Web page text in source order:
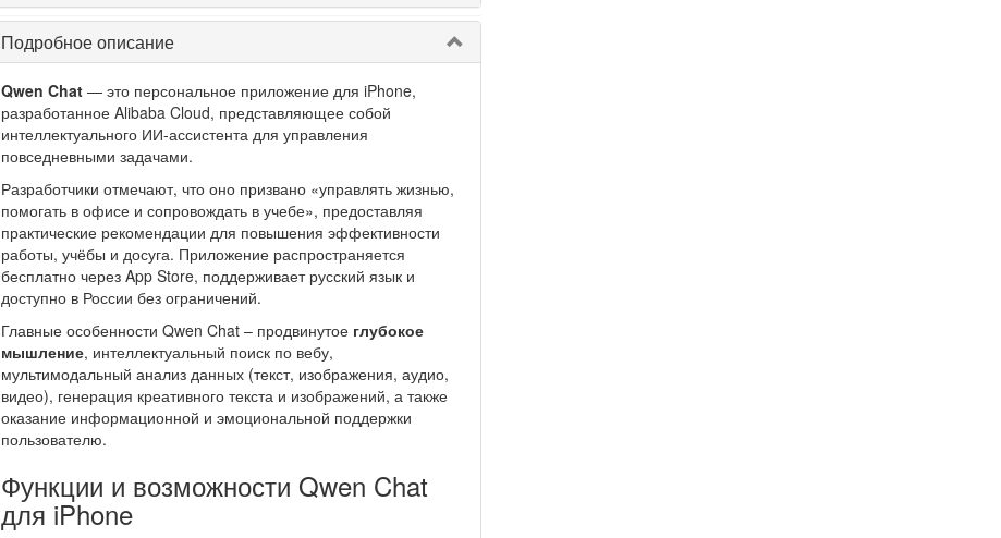
Подробное описание
Qwen Chat — это персональное приложение для iPhone,
разработанное Alibaba Cloud, представляющее собой
интеллектуального ИИ-ассистента для управления
повседневными задачами.
Разработчики отмечают, что оно призвано «управлять жизнью,
помогать в офисе и сопровождать в учебе», предоставляя
практические рекомендации для повышения эффективности
работы, учёбы и досуга. Приложение распространяется
бесплатно через App Store, поддерживает русский язык и
доступно в России без ограничений.
Главные особенности Qwen Chat – продвинутое глубокое
мышление, интеллектуальный поиск по вебу,
мультимодальный анализ данных (текст, изображения, аудио,
видео), генерация креативного текста и изображений, а также
оказание информационной и эмоциональной поддержки
пользователю.
Функции и возможности Qwen Chat
для iPhone